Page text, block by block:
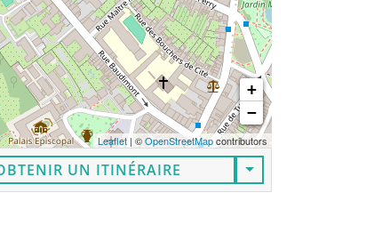
+
−
Leaflet | ©OpenStreetMapcontributors
UN ITINÉRAIRE